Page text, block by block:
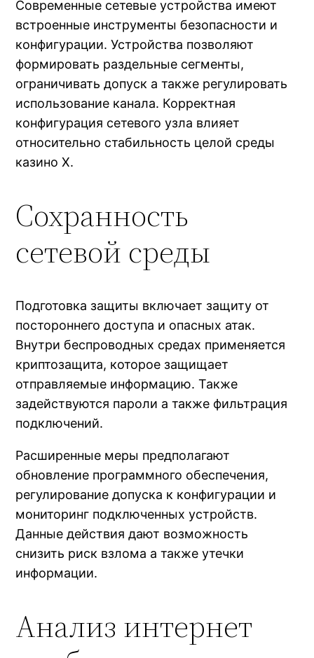
Современные сетевые устройства имеют
встроенные инструменты безопасности и
конфигурации. Устройства позволяют
формировать раздельные сегменты,
ограничивать допуск а также регулировать
использование канала. Корректная
конфигурация сетевого узла влияет
относительно стабильность целой среды
казино Х.
Сохранность
сетевой среды
Подготовка защиты включает защиту от
постороннего доступа и опасных атак.
Внутри беспроводных средах применяется
криптозащита, которое защищает
отправляемые информацию. Также
задействуются пароли а также фильтрация
подключений.
Расширенные меры предполагают
обновление программного обеспечения,
регулирование допуска к конфигурации и
мониторинг подключенных устройств.
Данные действия дают возможность
снизить риск взлома а также утечки
информации.
Анализ интернет